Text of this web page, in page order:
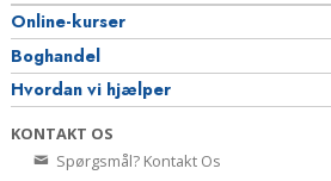
Online-kurser
Boghandel
Hvordan vi hjælper
KONTAKT OS
Spørgsmål? Kontakt Os